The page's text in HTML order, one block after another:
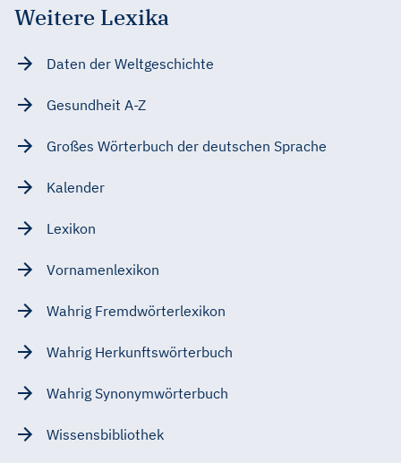
Weitere Lexika
Daten der Weltgeschichte
Gesundheit A-Z
Großes Wörterbuch der deutschen Sprache
Kalender
Lexikon
Vornamenlexikon
Wahrig Fremdwörterlexikon
Wahrig Herkunftswörterbuch
Wahrig Synonymwörterbuch
Wissensbibliothek